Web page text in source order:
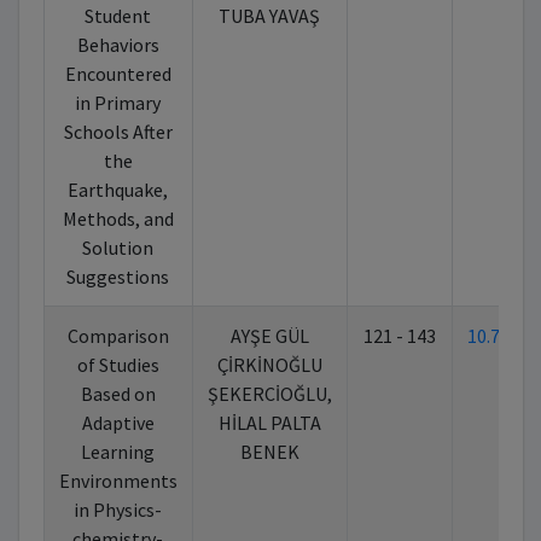
Student
Behaviors
Encountered
in Primary
Schools After
the
Earthquake,
Methods, and
Solution
Suggestions
TUBA YAVAŞ
Comparison
of Studies
Based on
Adaptive
Learning
Environments
in Physics-
AYŞE GÜL
ÇİRKİNOĞLU
ŞEKERCİOĞLU,
HİLAL PALTA
BENEK
121 - 143